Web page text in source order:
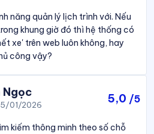
năng quản lý lịch trình với. Nếu
khung giờ đó thì hệ thống có
xe' trên web luôn không, hay
công vậy?
Ngọc
01/2026 5,0 /5
kiếm thông minh theo số chỗ